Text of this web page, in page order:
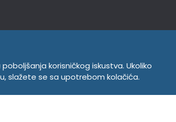
kolačićima
korisničkog iskustva. Ukoliko
slažete se sa upotrebom kolačića.